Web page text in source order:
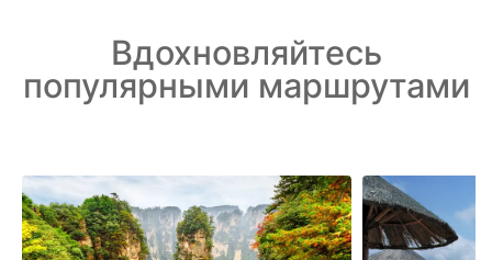
Вдохновляйтесь
популярными маршрутами